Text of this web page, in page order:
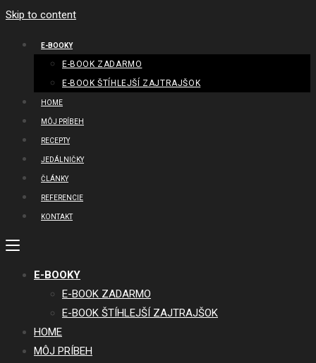
Skip to content
E-BOOKY
E-BOOK ZADARMO
E-BOOK ŠTÍHLEJŠÍ ZAJTRAJŠOK
HOME
MÔJ PRÍBEH
RECEPTY
JEDÁLNIČKY
ČLÁNKY
REFERENCIE
KONTAKT
E-BOOKY
E-BOOK ZADARMO
E-BOOK ŠTÍHLEJŠÍ ZAJTRAJŠOK
HOME
MÔJ PRÍBEH